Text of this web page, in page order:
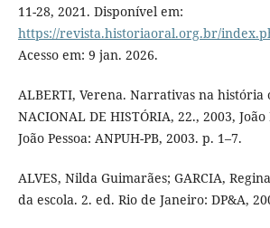
11-28, 2021. Disponível em:
https://revista.historiaoral.org.br/
Acesso em: 9 jan. 2026.
ALBERTI, Verena. Narrativas na história
NACIONAL DE HISTÓRIA, 22., 2003,
João Pessoa: ANPUH-PB, 2003. p. 1–7.
ALVES, Nilda Guimarães; GARCIA,
da escola. 2. ed. Rio de Janeiro: DP&A,